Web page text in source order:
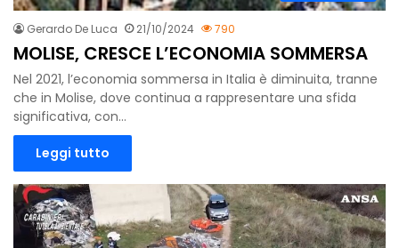
Gerardo De Luca 21/10/2024 790
MOLISE, CRESCE L’ECONOMIA SOMMERSA
Nel 2021, l’economia sommersa in Italia è diminuita, tranne
che in Molise, dove continua a rappresentare una sfida
significativa, con…
Leggi tutto